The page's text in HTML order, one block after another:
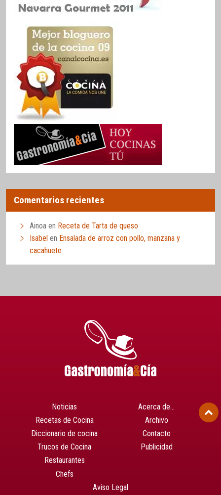
Comentarios recientes
Ainoa en Receta de Tarta de queso
Isabel en Ensalada de arroz con pollo, manzana y
cacahuete
Noticias
Recetas de Cocina
Diccionario de cocina
Trucos de Cocina
Restaurantes
Chefs
Acerca de…
Archivo
Contacto
Publicidad
Aviso Legal